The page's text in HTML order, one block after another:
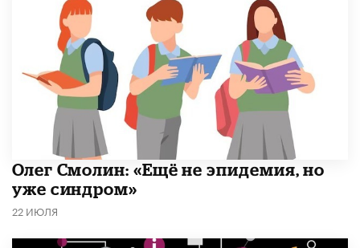
​Олег Смолин: «Ещё не эпидемия, но
уже синдром»
22 ИЮЛЯ